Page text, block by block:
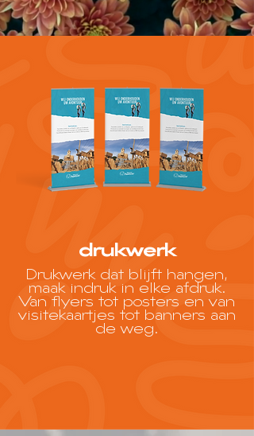
drukwerk
Drukwerk dat blijft hangen,
maak indruk in elke afdruk.
Van flyers tot posters en van
visitekaartjes tot banners aan
de weg.